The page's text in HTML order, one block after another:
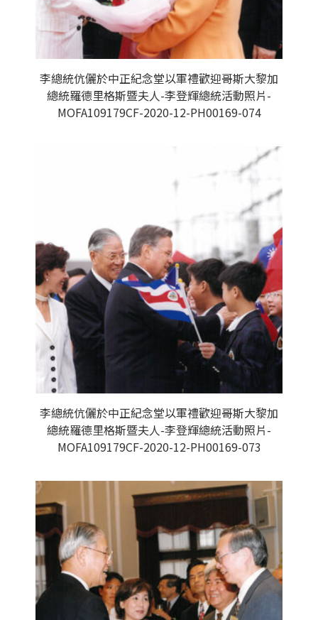
李總統伉儷於中正紀念堂以軍禮歡迎哥斯大黎加
總統羅德里格斯暨夫人-李登輝總統活動照片-
MOFA109179CF-2020-12-PH00169-074
李總統伉儷於中正紀念堂以軍禮歡迎哥斯大黎加
總統羅德里格斯暨夫人-李登輝總統活動照片-
MOFA109179CF-2020-12-PH00169-073